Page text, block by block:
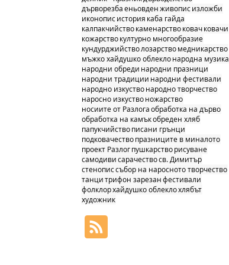
дърворезбаеньовденживописизложби
иконописистория каба гайда
калпакчийствокаменарствоковачковачи
кожарствокултурно многообразие
кундурджийстволозарствомедникарство
мъжко хайдушко облеклонародна музика
народни обреди народни празници
народни традиции народни фестивали
народно изкуствонародно творчество
наросно изкуствоножарство
носиите от Разлогаобработка на дърво
обработка на камъкобреден хляб
папукчийствописани грънци
подковачествопразниците в миналото
проект Разлогпушкарстворисуване
самодивисарачествосв. Димитър
стенописсъбор на наросното творчество
танцитрифон зарезанфестивали
фолклорхайдушко облеклохлябът
художник